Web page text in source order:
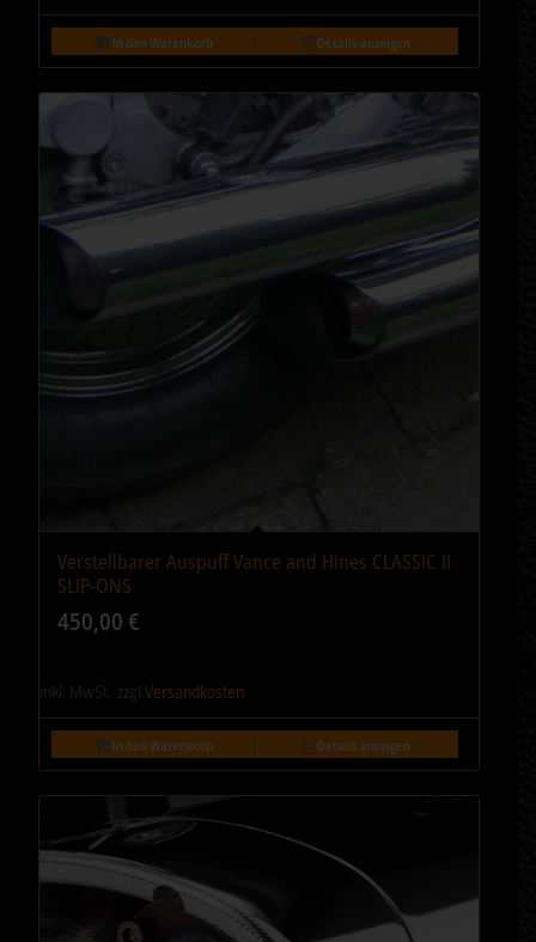
In den Warenkorb Details anzeigen
Verstellbarer Auspuff Vance and Hines CLASSIC II
SLIP-ONS
450,00€
inkl. MwSt. zzgl.Versandkosten
In den Warenkorb Details anzeigen